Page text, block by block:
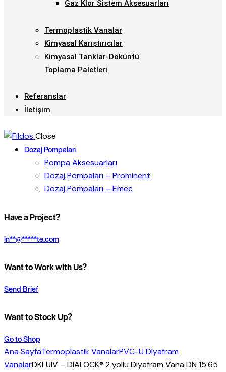
Gaz Klor Sistem Aksesuarları
Termoplastik Vanalar
Kimyasal Karıştırıcılar
Kimyasal Tanklar-Döküntü
Toplama Paletleri
Referanslar
İletişim
Close
Dozaj Pompaları
Pompa Aksesuarları
Dozaj Pompaları – Prominent
Dozaj Pompaları – Emec
Have a Project?
in**@*****te.com
Want to Work with Us?
Send Brief
Want to Stock Up?
Go to Shop
Ana SayfaTermoplastik VanalarPVC-U Diyafram
VanalarDKLUIV – DIALOCK® 2 yollu Diyafram Vana DN 15:65